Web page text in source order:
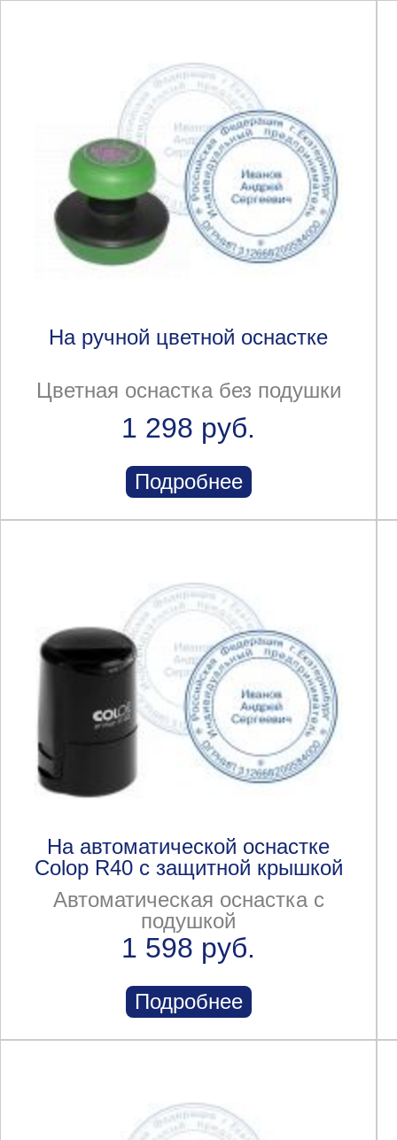
На ручной цветной оснастке
Цветная оснастка без подушки
1 298 руб.
Подробнее
На автоматической оснастке
Colop R40 с защитной крышкой
Автоматическая оснастка с
подушкой
1 598 руб.
Подробнее